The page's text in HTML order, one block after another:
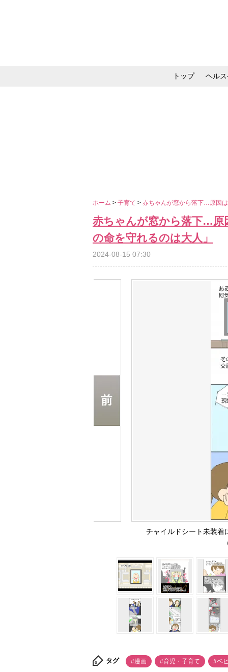
トップ ヘル
ホーム > 子育て > 赤ちゃんが窓から落下…原因
赤ちゃんが窓から落下…原
の命を守れるのは大人」
2024-08-15 07:30
チャイルドシート未装着
タグ #漫画 #育児・子育て #ベ